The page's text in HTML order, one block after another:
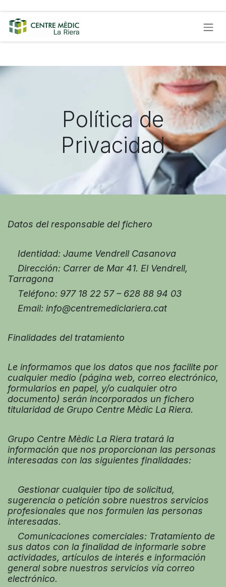
Skip to Content
Política de
Privacidad
Datos del responsable del fichero
Identidad: Jaume Vendrell Casanova
Dirección: Carrer de Mar 41. El Vendrell,
Tarragona
Teléfono: 977 18 22 57 – 628 88 94 03
Email: info@centremediclariera.cat
Finalidades del tratamiento
Le informamos que los datos que nos facilite por
cualquier medio (página web, correo electrónico,
formularios en papel, y/o cualquier otro
documento) serán incorporados un fichero
titularidad de Grupo Centre Mèdic La Riera.
Grupo Centre Mèdic La Riera tratará la
información que nos proporcionan las personas
interesadas con las siguientes finalidades:
Gestionar cualquier tipo de solicitud,
sugerencia o petición sobre nuestros servicios
profesionales que nos formulen las personas
interesadas.
Comunicaciones comerciales: Tratamiento de
sus datos con la finalidad de informarle sobre
actividades, artículos de interés e información
general sobre nuestros servicios vía correo
electrónico.